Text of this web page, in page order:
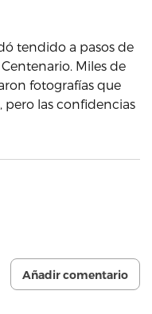
tendido a pasos de
Miles de
fotografías que
pero las confidencias
Añadir comentario